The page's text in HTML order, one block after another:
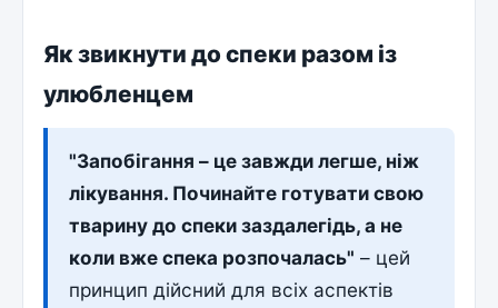
Як звикнути до спеки разом із
улюбленцем
"Запобігання – це завжди легше, ніж
лікування. Починайте готувати свою
тварину до спеки заздалегідь, а не
коли вже спека розпочалась" – цей
принцип дійсний для всіх аспектів